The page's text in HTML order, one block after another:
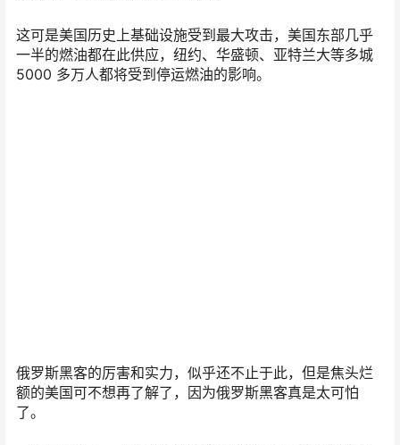
这可是美国历史上基础设施受到最大攻击，美国东部几乎
一半的燃油都在此供应，纽约、华盛顿、亚特兰大等多城
5000 多万人都将受到停运燃油的影响。
俄罗斯黑客的厉害和实力，似乎还不止于此，但是焦头烂
额的美国可不想再了解了，因为俄罗斯黑客真是太可怕
了。